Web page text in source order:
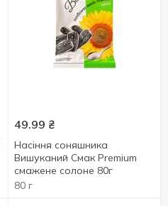
49.99 ₴
Насіння соняшника
Вишуканий Смак Premium
смажене солоне 80г
80 г